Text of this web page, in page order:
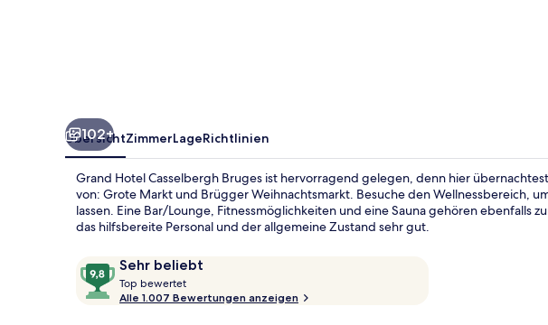
102+
ÜbersichtZimmerLageRichtlinien
Grand Hotel Casselbergh Bruges ist hervorragend gelegen, denn hier
von: Grote Markt und Brügger Weihnachtsmarkt. Besuche den Wellnessbereich,
lassen. Eine Bar/Lounge, Fitnessmöglichkeiten und eine Sauna gehören ebenfalls
das hilfsbereite Personal und der allgemeine Zustand sehr gut.
Bewertungen
Sehr beliebt
9,8
von
10,
Top bewertet
o
Alle 1.007 Bewertungen anzeigen